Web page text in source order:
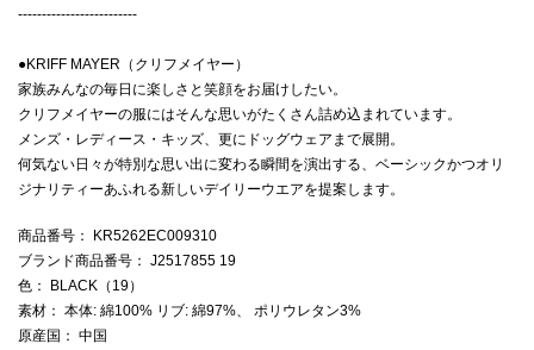
-------------------------
●KRIFF MAYER（クリフメイヤー）
家族みんなの毎日に楽しさと笑顔をお届けしたい。
クリフメイヤーの服にはそんな思いがたくさん詰め込まれています。
メンズ・レディース・キッズ、更にドッグウェアまで展開。
何気ない日々が特別な思い出に変わる瞬間を演出する、ベーシックかつオリ
ジナリティーあふれる新しいデイリーウエアを提案します。
商品番号 ： KR5262EC009310
ブランド商品番号 ： J2517855 19
色 ： BLACK（19）
素材 ： 本体: 綿100% リブ: 綿97%、 ポリウレタン3%
原産国 ： 中国